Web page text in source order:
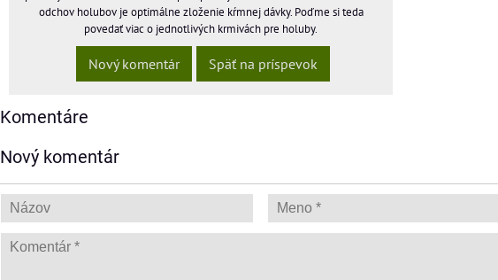
odchov holubov je optimálne zloženie kŕmnej dávky. Poďme si teda
povedať viac o jednotlivých krmivách pre holuby.
Späť na príspevok
Nový komentár
Komentáre
Nový komentár